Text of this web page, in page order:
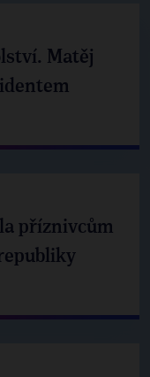
Matěj
příznivcům